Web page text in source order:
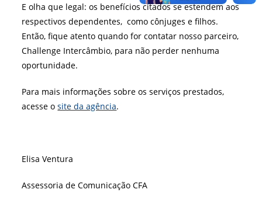
E olha que legal: os benefícios citados se estendem aos
respectivos dependentes, como cônjuges e filhos.
Então, fique atento quando for contatar nosso parceiro,
Challenge Intercâmbio, para não perder nenhuma
oportunidade.
Para mais informações sobre os serviços prestados,
acesse osite da agência.
Elisa Ventura
Assessoria de Comunicação CFA